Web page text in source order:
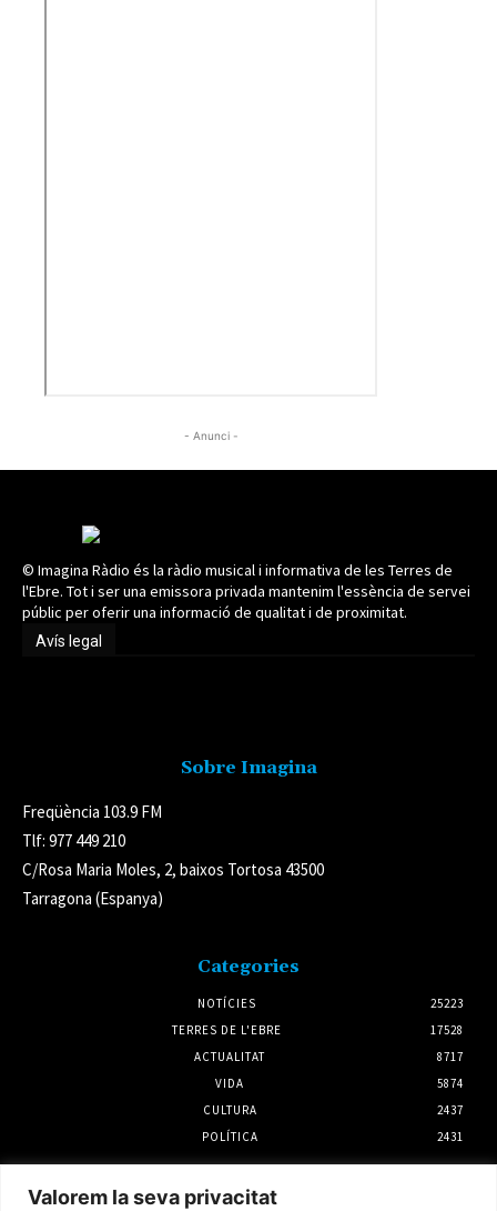
Valorem la seva privacitat
- Anunci -
© Imagina Ràdio és la ràdio musical i informativa de les Terres de
l'Ebre. Tot i ser una emissora privada mantenim l'essència de servei
públic per oferir una informació de qualitat i de proximitat.
Avís legal
Sobre Imagina
Freqüència 103.9 FM
Tlf: 977 449 210
C/Rosa Maria Moles, 2, baixos Tortosa 43500
Tarragona (Espanya)
Categories
NOTÍCIES
25223
TERRES DE L'EBRE
17528
ACTUALITAT
8717
VIDA
5874
CULTURA
2437
POLÍTICA
2431